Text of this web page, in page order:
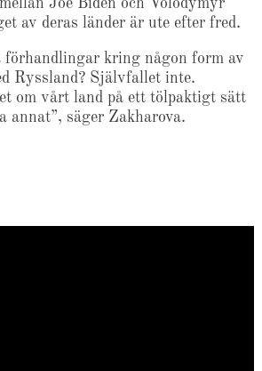
Joe Biden och Volodymyr
av deras länder är ute efter fred.
kring någon form av
Ryssland? Självfallet inte.
om vårt land på ett tölpaktigt sätt
annat”, säger Zakharova.